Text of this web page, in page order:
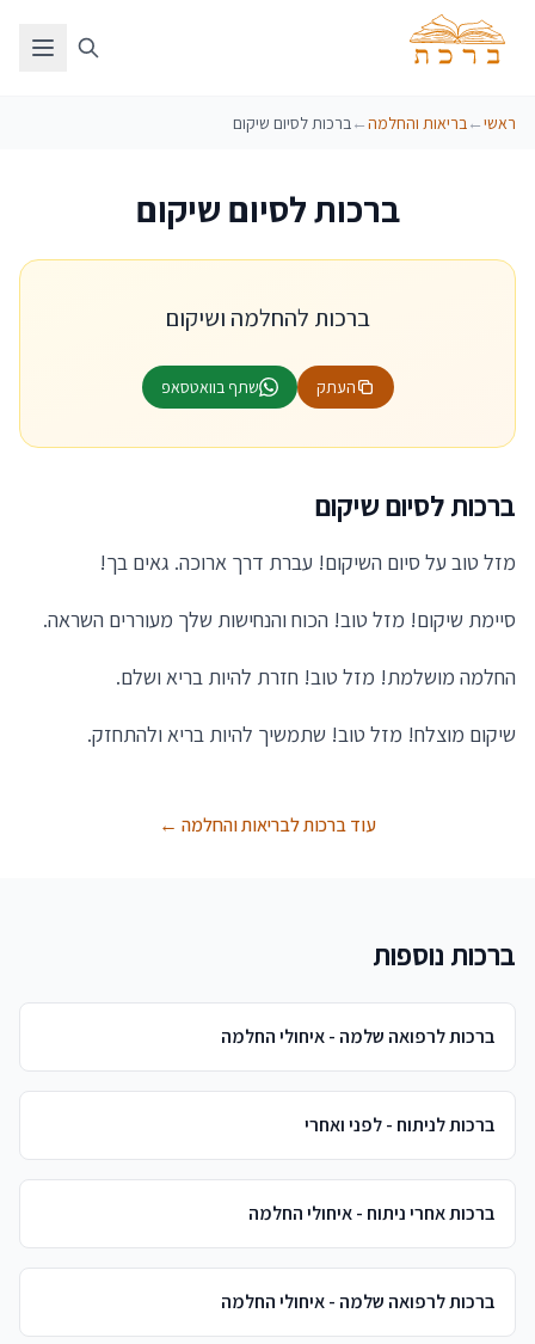
ראשי←בריאות והחלמה←ברכות לסיום שיקום
ברכות לסיום שיקום
ברכות להחלמה ושיקום
העתק שתף בוואטסאפ
ברכות לסיום שיקום
מזל טוב על סיום השיקום! עברת דרך ארוכה. גאים בך!
סיימת שיקום! מזל טוב! הכוח והנחישות שלך מעוררים השראה.
החלמה מושלמת! מזל טוב! חזרת להיות בריא ושלם.
שיקום מוצלח! מזל טוב! שתמשיך להיות בריא ולהתחזק.
עוד ברכות לבריאות והחלמה ←
ברכות נוספות
ברכות לרפואה שלמה - איחולי החלמה
ברכות לניתוח - לפני ואחרי
ברכות אחרי ניתוח - איחולי החלמה
ברכות לרפואה שלמה - איחולי החלמה